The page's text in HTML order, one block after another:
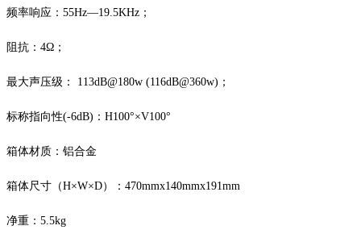
频率响应： 55Hz—19.5KHz；
阻抗： 4Ω；
最大声压级： 113dB@180w (1 16dB@360w) ；
标称指向性(-6dB)：H100°×V100°
箱体材质：铝合金
箱体尺寸（H×W×D）：470mmx140mmx191mm
净重： 5.5kg